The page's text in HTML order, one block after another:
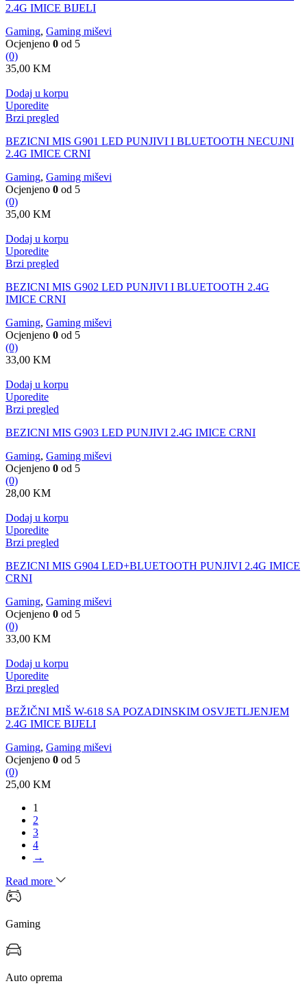
2.4G IMICE BIJELI
Gaming, Gaming miševi
Ocjenjeno 0 od 5
(0)
35,00 KM
Dodaj u korpu
Uporedite
Brzi pregled
BEZICNI MIS G901 LED PUNJIVI I BLUETOOTH NECUJNI
2.4G IMICE CRNI
Gaming, Gaming miševi
Ocjenjeno 0 od 5
(0)
35,00 KM
Dodaj u korpu
Uporedite
Brzi pregled
BEZICNI MIS G902 LED PUNJIVI I BLUETOOTH 2.4G
IMICE CRNI
Gaming, Gaming miševi
Ocjenjeno 0 od 5
(0)
33,00 KM
Dodaj u korpu
Uporedite
Brzi pregled
BEZICNI MIS G903 LED PUNJIVI 2.4G IMICE CRNI
Gaming, Gaming miševi
Ocjenjeno 0 od 5
(0)
28,00 KM
Dodaj u korpu
Uporedite
Brzi pregled
BEZICNI MIS G904 LED+BLUETOOTH PUNJIVI 2.4G IMICE
CRNI
Gaming, Gaming miševi
Ocjenjeno 0 od 5
(0)
33,00 KM
Dodaj u korpu
Uporedite
Brzi pregled
BEŽIČNI MIŠ W-618 SA POZADINSKIM OSVJETLJENJEM
2.4G IMICE BIJELI
Gaming, Gaming miševi
Ocjenjeno 0 od 5
(0)
25,00 KM
1
2
3
4
→
Read more
Gaming
Auto oprema